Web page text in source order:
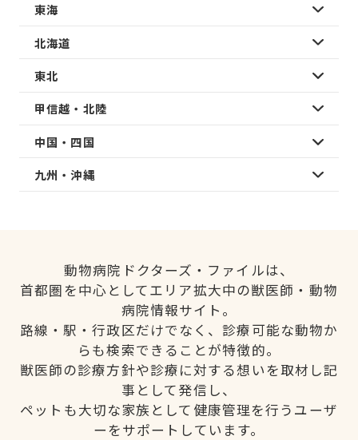
東海
北海道
東北
甲信越・北陸
中国・四国
九州・沖縄
動物病院ドクターズ・ファイルは、
首都圏を中心としてエリア拡大中の獣医師・動物
病院情報サイト。
路線・駅・行政区だけでなく、診療可能な動物か
らも検索できることが特徴的。
獣医師の診療方針や診療に対する想いを取材し記
事として発信し、
ペットも大切な家族として健康管理を行うユーザ
ーをサポートしています。